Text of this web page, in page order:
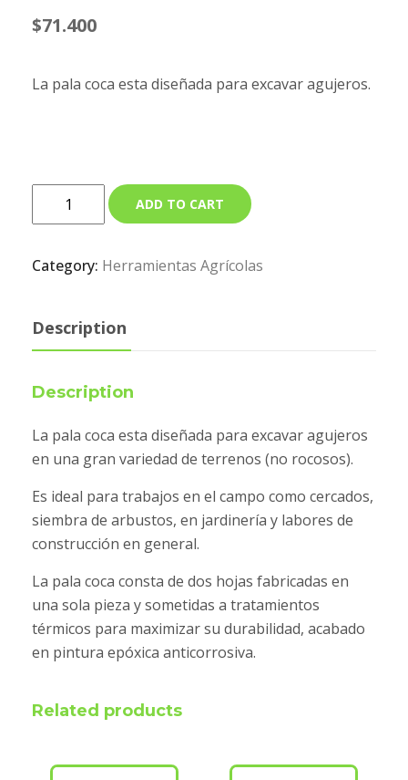
$71.400
La pala coca esta diseñada para excavar agujeros.
ADD TO CART
Category: Herramientas Agrícolas
Description
Description
La pala coca esta diseñada para excavar agujeros
en una gran variedad de terrenos (no rocosos).
Es ideal para trabajos en el campo como cercados,
siembra de arbustos, en jardinería y labores de
construcción en general.
La pala coca consta de dos hojas fabricadas en
una sola pieza y sometidas a tratamientos
térmicos para maximizar su durabilidad, acabado
en pintura epóxica anticorrosiva.
Related products